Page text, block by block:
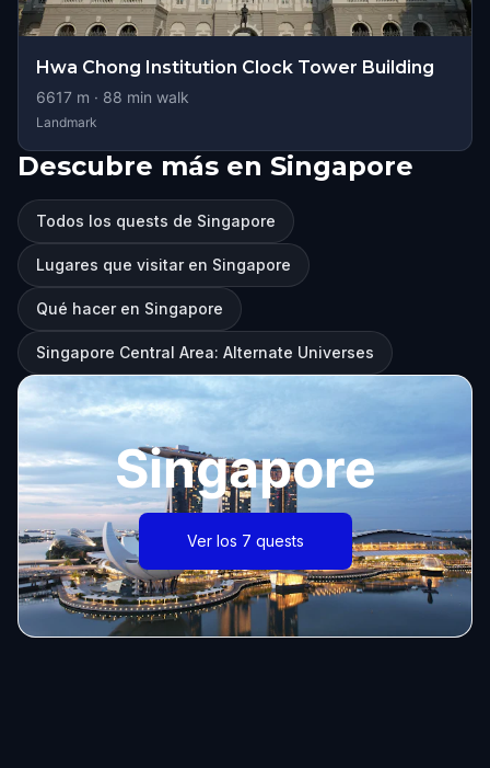
Hwa Chong Institution Clock Tower Building
6617 m · 88 min walk
Landmark
Descubre más en Singapore
Todos los quests de Singapore
Lugares que visitar en Singapore
Qué hacer en Singapore
Singapore Central Area: Alternate Universes
Singapore
Ver los 7 quests